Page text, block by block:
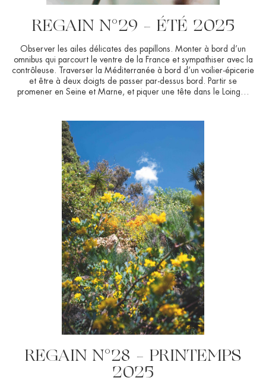
REGAIN N°29 – ÉTÉ 2025
Observer les ailes délicates des papillons. Monter à bord d’un
omnibus qui parcourt le ventre de la France et sympathiser avec la
contrôleuse. Traverser la Méditerranée à bord d’un voilier-épicerie
et être à deux doigts de passer par-dessus bord. Partir se
promener en Seine et Marne, et piquer une tête dans le Loing…
REGAIN N°28 – PRINTEMPS
2025